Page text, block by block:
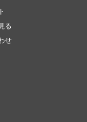
る
せ